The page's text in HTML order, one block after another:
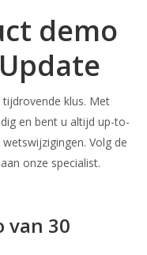
demo
klus. Met
en bent u altijd up-to-
Volg de
onze specialist.
van 30